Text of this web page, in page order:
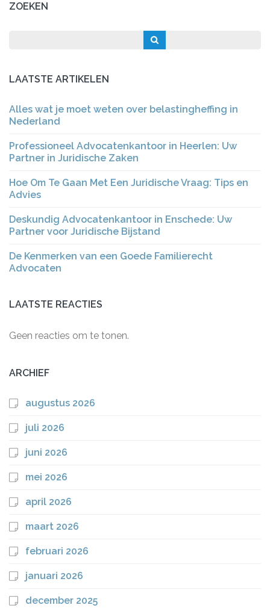
ZOEKEN
LAATSTE ARTIKELEN
Alles wat je moet weten over belastingheffing in
Nederland
Professioneel Advocatenkantoor in Heerlen: Uw
Partner in Juridische Zaken
Hoe Om Te Gaan Met Een Juridische Vraag: Tips en
Advies
Deskundig Advocatenkantoor in Enschede: Uw
Partner voor Juridische Bijstand
De Kenmerken van een Goede Familierecht
Advocaten
LAATSTE REACTIES
Geen reacties om te tonen.
ARCHIEF
augustus 2026
juli 2026
juni 2026
mei 2026
april 2026
maart 2026
februari 2026
januari 2026
december 2025